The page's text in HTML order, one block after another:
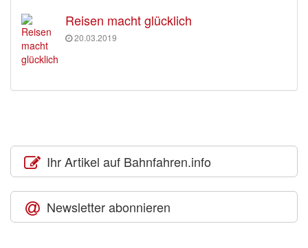
Reisen macht glücklich
20.03.2019
Ihr Artikel auf Bahnfahren.info
Newsletter abonnieren